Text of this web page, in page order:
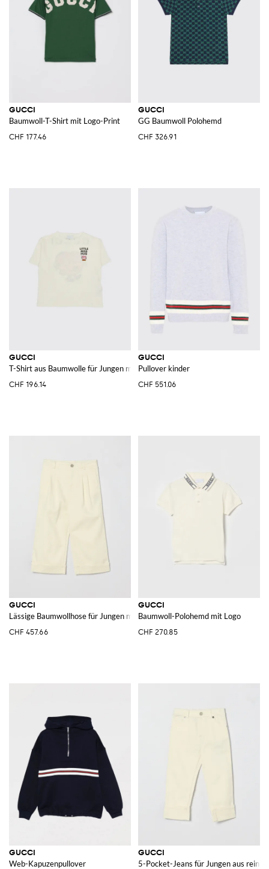
GUCCI
Baumwoll-T-Shirt mit Logo-Print
CHF 177.46
GUCCI
GG Baumwoll Polohemd
CHF 326.91
GUCCI
T-Shirt aus Baumwolle für Jungen mit kontrastierendem Grafiklogo-Print
CHF 196.14
GUCCI
Pullover kinder
CHF 551.06
GUCCI
Lässige Baumwollhose für Jungen mit hoher Taille und Umschlagbündchen
CHF 457.66
GUCCI
Baumwoll-Polohemd mit Logo
CHF 270.85
GUCCI
Web-Kapuzenpullover
GUCCI
5-Pocket-Jeans für Jungen aus